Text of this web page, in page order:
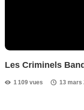
Les Criminels
1 109 vues 13 mars